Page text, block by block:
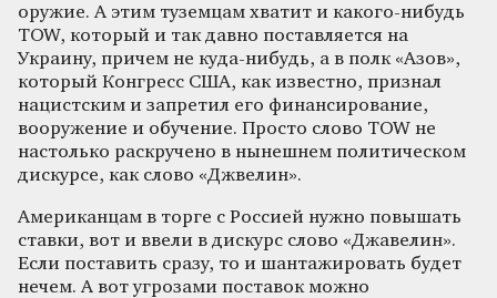
оружие. А этим туземцам хватит и какого-нибудь
TOW, который и так давно поставляется на
Украину, причем не куда-нибудь, а в полк «Азов»,
который Конгресс США, как известно, признал
нацистским и запретил его финансирование,
вооружение и обучение. Просто слово TOW не
настолько раскручено в нынешнем политическом
дискурсе, как слово «Джвелин».
Американцам в торге с Россией нужно повышать
ставки, вот и ввели в дискурс слово «Джавелин».
Если поставить сразу, то и шантажировать будет
нечем. А вот угрозами поставок можно